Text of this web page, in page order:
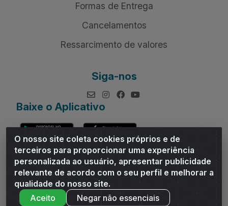
O nosso site coleta cookies próprios e de
terceiros para proporcionar uma experiência
personalizada ao usuário, apresentar publicidade
relevante de acordo com o seu perfil e melhorar a
qualidade do nosso site.
Aceito
Negar não essenciais
Formas de Entrega
Cancelamentos
Ressarcimento de valores
Siga-nos
Baixe o Aplicativo
Andrade Distribuidor - ROD AL 110, n° 1401 - Sitio Moco,
Arapiraca/AL - CEP 57319-300 - CNPJ 10.667.481/0001-47